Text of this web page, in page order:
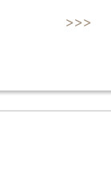
>>>